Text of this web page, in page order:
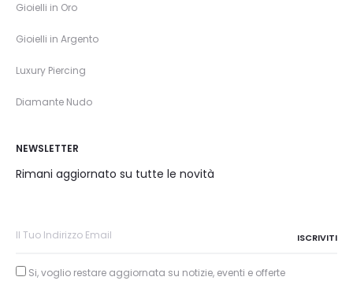
Gioielli in Oro
Gioielli in Argento
Luxury Piercing
Diamante Nudo
NEWSLETTER
Rimani aggiornato su tutte le novità
Si, voglio restare aggiornata su notizie, eventi e offerte